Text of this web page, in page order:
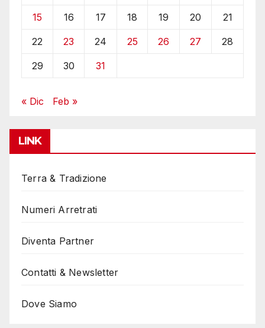
15 16 17 18 19 20 21
22 23 24 25 26 27 28
29 30 31
« Dic Feb »
LINK
Terra & Tradizione
Numeri Arretrati
Diventa Partner
Contatti & Newsletter
Dove Siamo